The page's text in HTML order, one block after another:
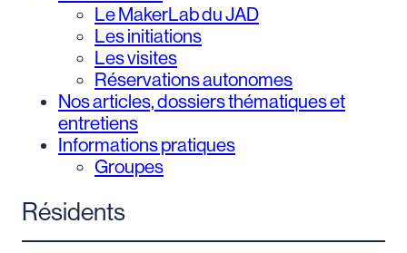
Le MakerLab du JAD
Les initiations
Les visites
Réservations autonomes
Nos articles, dossiers thématiques et
entretiens
Informations pratiques
Groupes
Résidents